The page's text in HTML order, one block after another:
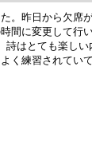
。昨日から欠席
間に変更して行
詩はとても楽しい
く練習されてい